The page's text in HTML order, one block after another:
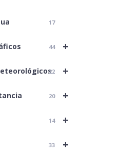
17
+
44
+
22
+
20
+
14
+
33